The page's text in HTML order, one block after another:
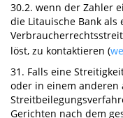
30.2. wenn der Zahler
die Litauische Bank
löst, zu kontaktieren (
31. Falls eine
oder in einem
Gerichten nach dem